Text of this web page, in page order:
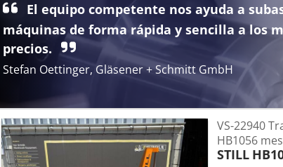
El equipo competente nos ayuda a
máquinas de forma rápida y sencilla a los
precios.
Stefan Oettinger, Gläsener + Schmitt GmbH
VS-22940
HB1056
STILL